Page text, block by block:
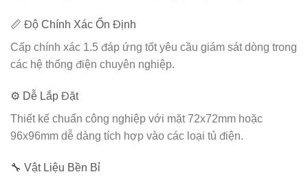
📏 Độ Chính Xác Ổn Định
Cấp chính xác 1.5 đáp ứng tốt yêu cầu giám sát dòng trong
các hệ thống điện chuyên nghiệp.
⚙️ Dễ Lắp Đặt
Thiết kế chuẩn công nghiệp với mặt 72x72mm hoặc
96x96mm dễ dàng tích hợp vào các loại tủ điện.
🔧 Vật Liệu Bền Bỉ